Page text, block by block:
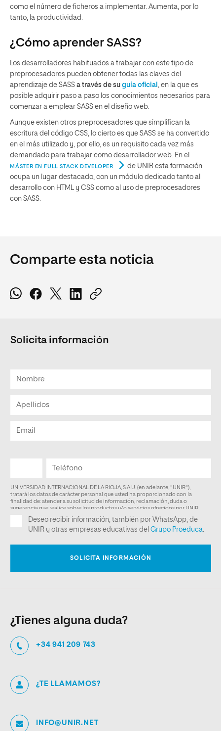
como el número de ficheros a implementar. Aumenta, por lo
tanto, la productividad.
¿Cómo aprender SASS?
Los desarrolladores habituados a trabajar con este tipo de
preprocesadores pueden obtener todas las claves del
aprendizaje de SASS a través de su guía oficial , en la que es
posible adquirir paso a paso los conocimientos necesarios para
comenzar a emplear SASS en el diseño web.
Aunque existen otros preprocesadores que simplifican la
escritura del código CSS, lo cierto es que SASS se ha convertido
en el más utilizado y, por ello, es un requisito cada vez más
demandado para trabajar como desarrollador web. En el
MÁSTER EN FULL STACK DEVELOPER
de UNIR esta formación
ocupa un lugar destacado, con un módulo dedicado tanto al
desarrollo con HTML y CSS como al uso de preprocesadores
con SASS.
Comparte esta noticia
Solicita información
¿Tienes alguna duda?
+34 941 209 743
¿TE LLAMAMOS?
INFO@UNIR.NET